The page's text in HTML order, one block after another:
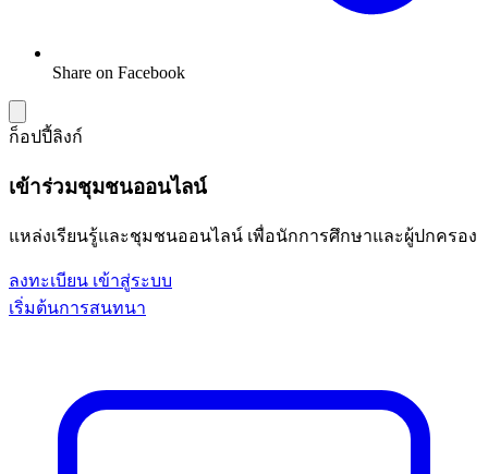
Share on Facebook
ก็อปปี้ลิงก์
เข้าร่วมชุมชนออนไลน์
แหล่งเรียนรู้และชุมชนออนไลน์ เพื่อนักการศึกษาและผู้ปกครอง
ลงทะเบียน เข้าสู่ระบบ
เริ่มต้นการสนทนา